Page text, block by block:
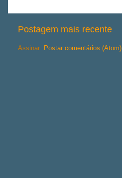
Postagem mais recente
Assinar: Postar comentários (Atom)